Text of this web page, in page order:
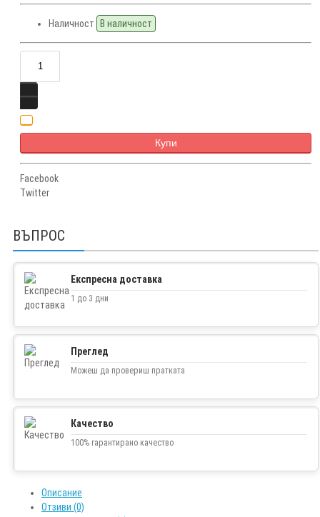
Наличност В наличност
Купи
Facebook
Twitter
ВЪПРОС
Експресна доставка
1 до 3 дни
Преглед
Можеш да провериш пратката
Качество
100% гарантирано качество
Описание
Отзиви (0)